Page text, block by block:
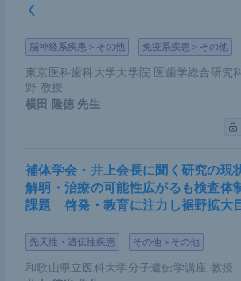
く
脳神経系疾患＞その他 免疫系疾患＞その他
東京医科歯科大学大学院 医歯学総合研究
野 教授
横田 隆徳 先生
補体学会・井上会長に聞く研究の
解明・治療の可能性広がるも検査体
課題 啓発・教育に注力し裾野拡大
先天性・遺伝性疾患 その他＞その他
和歌山県立医科大学分子遺伝学講座 教授